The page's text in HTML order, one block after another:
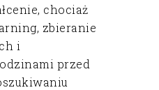
chociaż
zbieranie
i
przed